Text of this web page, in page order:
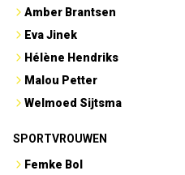
Amber Brantsen
Eva Jinek
Hélène Hendriks
Malou Petter
Welmoed Sijtsma
SPORTVROUWEN
Femke Bol